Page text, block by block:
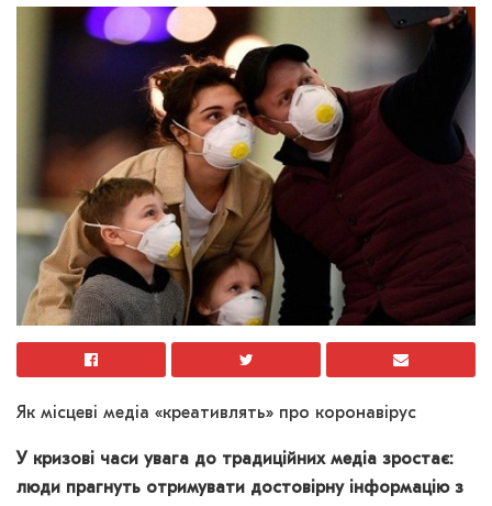
Як місцеві медіа «креативлять» про коронавірус
У кризові часи увага до традиційних медіа зростає:
люди прагнуть отримувати достовірну інформацію з